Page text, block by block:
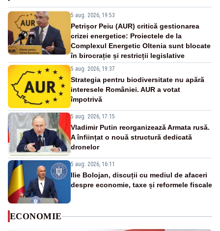
5 aug. 2026, 19:53
Petrișor Peiu (AUR) critică gestionarea
crizei energetice: Proiectele de la
Complexul Energetic Oltenia sunt blocate
în birocrație și restricții legislative
5 aug. 2026, 19:37
Strategia pentru biodiversitate nu apără
interesele României. AUR a votat
împotrivă
5 aug. 2026, 17:15
Vladimir Putin reorganizează Armata rusă.
A înființat o nouă structură dedicată
dronelor
5 aug. 2026, 16:11
Ilie Bolojan, discuții cu mediul de afaceri
despre economie, taxe și reformele fiscale
ECONOMIE